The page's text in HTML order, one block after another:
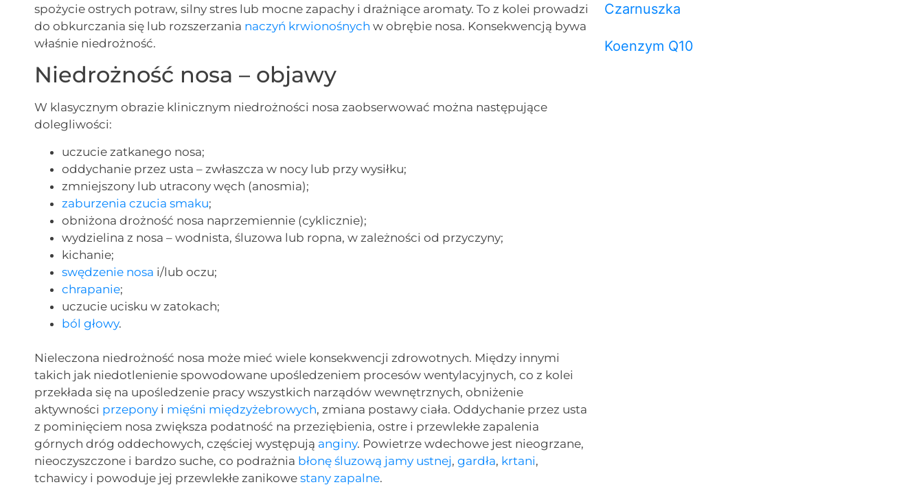
spożycie ostrych potraw, silny stres lub mocne zapachy i drażniące aromaty. To z kolei prowadzi
do obkurczania się lub rozszerzania naczyń krwionośnych w obrębie nosa. Konsekwencją bywa
właśnie niedrożność.
Niedrożność nosa – objawy
W klasycznym obrazie klinicznym niedrożności nosa zaobserwować można następujące
dolegliwości:
uczucie zatkanego nosa;
oddychanie przez usta – zwłaszcza w nocy lub przy wysiłku;
zmniejszony lub utracony węch (anosmia);
zaburzenia czucia smaku;
obniżona drożność nosa naprzemiennie (cyklicznie);
wydzielina z nosa – wodnista, śluzowa lub ropna, w zależności od przyczyny;
kichanie;
swędzenie nosa i/lub oczu;
chrapanie;
uczucie ucisku w zatokach;
ból głowy.
Nieleczona niedrożność nosa może mieć wiele konsekwencji zdrowotnych. Między innymi
takich jak niedotlenienie spowodowane upośledzeniem procesów wentylacyjnych, co z kolei
przekłada się na upośledzenie pracy wszystkich narządów wewnętrznych, obniżenie
aktywności przepony i mięśni międzyżebrowych, zmiana postawy ciała. Oddychanie przez usta
z pominięciem nosa zwiększa podatność na przeziębienia, ostre i przewlekłe zapalenia
górnych dróg oddechowych, częściej występują anginy. Powietrze wdechowe jest nieogrzane,
nieoczyszczone i bardzo suche, co podrażnia błonę śluzową jamy ustnej,gardła, krtani,
tchawicy i powoduje jej przewlekłe zanikowestany zapalne.
Czarnuszka
Koenzym Q10